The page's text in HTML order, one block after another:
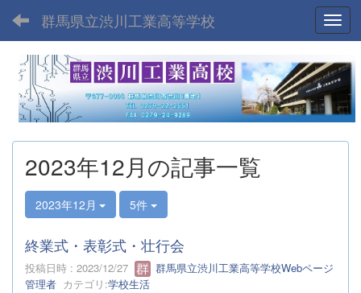
群馬県立渋川工業高等学校
2023年12月の記事一覧
2023年12月 5件
終業式・表彰式・壮行会
投稿日時 : 2023/12/27
群馬県立渋川工業高等学校Webページ
管理者 カテゴリ:学校生活